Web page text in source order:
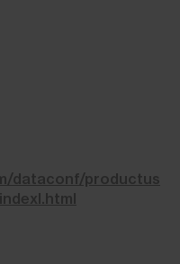
dataconf/productus